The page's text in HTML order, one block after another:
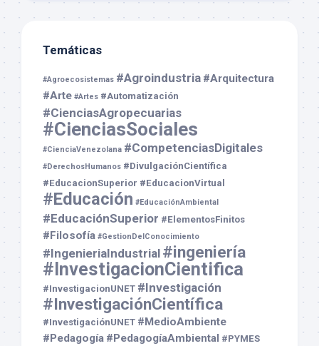
Temáticas
#Agroecosistemas #Agroindustria #Arquitectura
#Arte #Artes #Automatización
#CienciasAgropecuarias
#CienciasSociales
#CienciaVenezolana #CompetenciasDigitales
#DerechosHumanos #DivulgaciónCientífica
#EducacionSuperior #EducacionVirtual
#Educación #EducaciónAmbiental
#EducaciónSuperior #ElementosFinitos
#Filosofía #GestionDelConocimiento
#IngenieriaIndustrial #ingeniería
#InvestigacionCientifica
#InvestigacionUNET #Investigación
#InvestigaciónCientífica
#InvestigaciónUNET #MedioAmbiente
#Pedagogía #PedagogíaAmbiental #PYMES